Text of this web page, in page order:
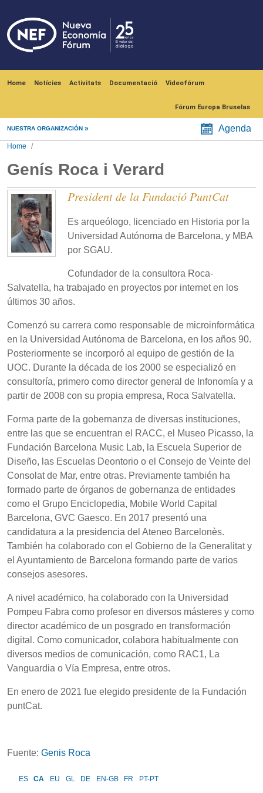
Home Notícies Activitats Documentació Videofórum
Fórum Europa Bruselas
NUESTRA ORGANIZACIÓN Agenda
Home
Genís Roca i Verard
President de la Fundació PuntCat
Es arqueólogo, licenciado en Historia por la
Universidad Autónoma de Barcelona, y MBA
por SGAU.
Cofundador de la consultora Roca-
Salvatella, ha trabajado en proyectos por internet en los
últimos 30 años.
Comenzó su carrera como responsable de microinformática
en la Universidad Autónoma de Barcelona, en los años 90.
Posteriormente se incorporó al equipo de gestión de la
UOC. Durante la década de los 2000 se especializó en
consultoría, primero como director general de Infonomía y a
partir de 2008 con su propia empresa, Roca Salvatella.
Forma parte de la gobernanza de diversas instituciones,
entre las que se encuentran el RACC, el Museo Picasso, la
Fundación Barcelona Music Lab, la Escuela Superior de
Diseño, las Escuelas Deontorio o el Consejo de Veinte del
Consolat de Mar, entre otras. Previamente también ha
formado parte de órganos de gobernanza de entidades
como el Grupo Enciclopedia, Mobile World Capital
Barcelona, GVC Gaesco. En 2017 presentó una
candidatura a la presidencia del Ateneo Barcelonès.
También ha colaborado con el Gobierno de la Generalitat y
el Ayuntamiento de Barcelona formando parte de varios
consejos asesores.
A nivel académico, ha colaborado con la Universidad
Pompeu Fabra como profesor en diversos másteres y como
director académico de un posgrado en transformación
digital. Como comunicador, colabora habitualmente con
diversos medios de comunicación, como RAC1, La
Vanguardia o Vía Empresa, entre otros.
En enero de 2021 fue elegido presidente de la Fundación
puntCat.
Fuente: Genis Roca
ES CA EU GL DE EN-GB FR PT-PT